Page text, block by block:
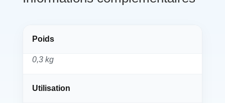
Poids
0,3 kg
Utilisation